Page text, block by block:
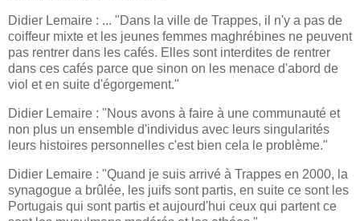
Didier Lemaire : ... "Dans la ville de Trappes, il n'y a pas de
coiffeur mixte et les jeunes femmes maghrébines ne peuvent
pas rentrer dans les cafés. Elles sont interdites de rentrer
dans ces cafés parce que sinon on les menace d'abord de
viol et en suite d'égorgement."
Didier Lemaire : "Nous avons à faire à une communauté et
non plus un ensemble d'individus avec leurs singularités
leurs histoires personnelles c'est bien cela le problème."
Didier Lemaire : "Quand je suis arrivé à Trappes en 2000, la
synagogue a brûlée, les juifs sont partis, en suite ce sont les
Portugais qui sont partis et aujourd'hui ceux qui partent ce